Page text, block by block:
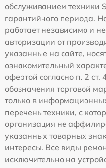
обслуживанием техники
гарантийного периода.
работает независимо и
авторизации от
указанные на сайте,
ознакомительный
офертой согласно п. 2
обозначения торговой
только в
перечень техники, с
организация не
указанных товарных
интересы. Все виды
исключительно на